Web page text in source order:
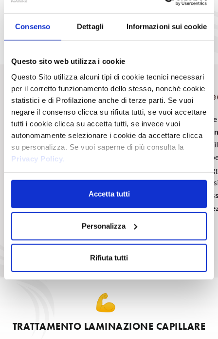
Consenso Dettagli Informazioni sui cookie
Questo sito web utilizza i cookie
Questo Sito utilizza alcuni tipi di cookie tecnici necessari
per il corretto funzionamento dello stesso, nonché cookie
statistici e di Profilazione anche di terze parti. Se vuoi
negare il consenso clicca su rifiuta tutti, se vuoi accettare
tutti i cookie clicca su accetta tutti, se invece vuoi
autonomamente selezionare i cookie da accettare clicca
su personalizza. Se vuoi saperne di più consulta la
Privacy Policy.
Accetta tutti
Personalizza
Rifiuta tutti
Ideale per
Chi desidera avere capelli luminosi e brillanti
sublimando la lucentezza della fibra
capillare, per ottenere un effetto glossy,
super lucente e duraturo.
un
del
TRATTAMENTO LAMINAZIONE CAPILLARE